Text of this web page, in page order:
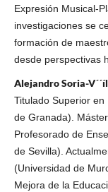
Expresión Musical-
investigaciones se
formación de
desde perspectivas
Alejandro Soria-
Titulado Superior
de Granada).
Profesorado de
de Sevilla).
(Universidad de
Mejora de la